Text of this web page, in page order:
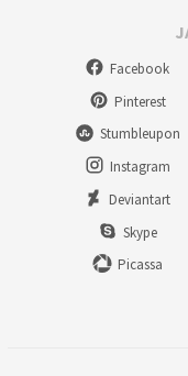
Facebook
Pinterest
Stumbleupon
Instagram
Deviantart
Skype
Picassa